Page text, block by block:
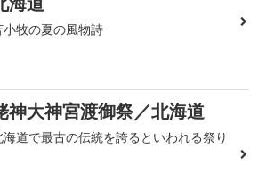
小牧の夏の風物詩
神大神宮渡御祭／北海道
海道で最古の伝統を誇るといわれる祭り